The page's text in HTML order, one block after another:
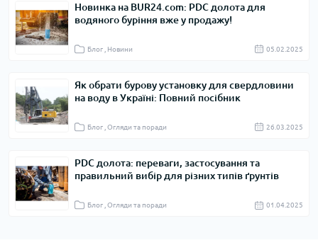
Новинка на BUR24.com: PDC долота для
водяного буріння вже у продажу!
Блог , Новини 05.02.2025
Як обрати бурову установку для свердловини
на воду в Україні: Повний посібник
Блог , Огляди та поради 26.03.2025
PDC долота: переваги, застосування та
правильний вибір для різних типів ґрунтів
Блог , Огляди та поради 01.04.2025